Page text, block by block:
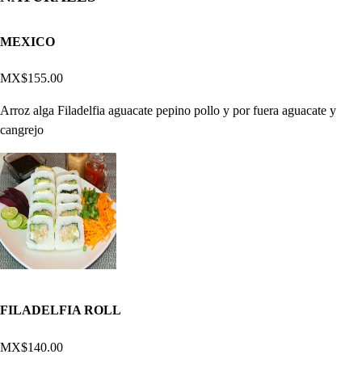
MEXICO
MX$155.00
Arroz alga Filadelfia aguacate pepino pollo y por fuera aguacate y
cangrejo
FILADELFIA ROLL
MX$140.00